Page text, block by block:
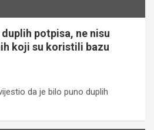
potpisa, ne nisu
koji su koristili bazu
da je bilo puno duplih